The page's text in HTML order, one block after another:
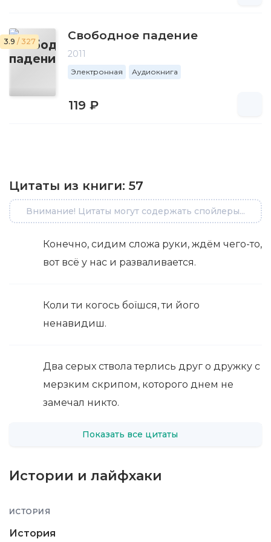
3.9 / 327 Свободное падение
2011
Электронная Аудиокнига
119 ₽
Цитаты из книги: 57
Внимание! Цитаты могут содержать спойлеры...
Конечно, сидим сложа руки, ждём чего-то,
вот всё у нас и разваливается.
Коли ти когось боїшся, ти його
ненавидиш.
Два серых ствола терлись друг о дружку с
мерзким скрипом, которого днем не
замечал никто.
Показать все цитаты
Истории и лайфхаки
ИСТОРИЯ
История